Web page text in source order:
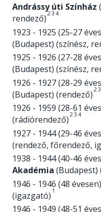
Andrássy úti Színház
rendező)23 4
1923 - 1925 (25-27
(Budapest) (színész,
1925 - 1926 (27-28
(Budapest) (színész,
1926 - 1927 (28-29
(Budapest) (rendező) 2 3
1926 - 1959 (28-61
(rádiórendező) 23 4
1927 - 1944 (29-46
(rendező, főrendező,
1938 - 1944 (40-46
Akadémia (Budapest)
1946 - 1946 (48 évesen)
(igazgató) 1
1946 - 1949 (48-51